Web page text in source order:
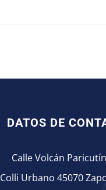
DATOS DE
Calle Volcán
Colli Urbano 45070